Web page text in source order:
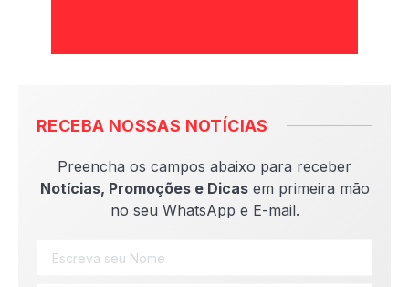
RECEBA NOSSAS NOTÍCIAS
Preencha os campos abaixo para receber
Notícias, Promoções e Dicasem primeira mão
no seu WhatsApp e E-mail.